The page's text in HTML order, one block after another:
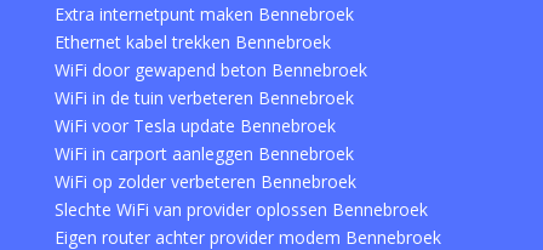
Extra internetpunt maken Bennebroek
Ethernet kabel trekken Bennebroek
WiFi door gewapend beton Bennebroek
WiFi in de tuin verbeteren Bennebroek
WiFi voor Tesla update Bennebroek
WiFi in carport aanleggen Bennebroek
WiFi op zolder verbeteren Bennebroek
Slechte WiFi van provider oplossen Bennebroek
Eigen router achter provider modem Bennebroek